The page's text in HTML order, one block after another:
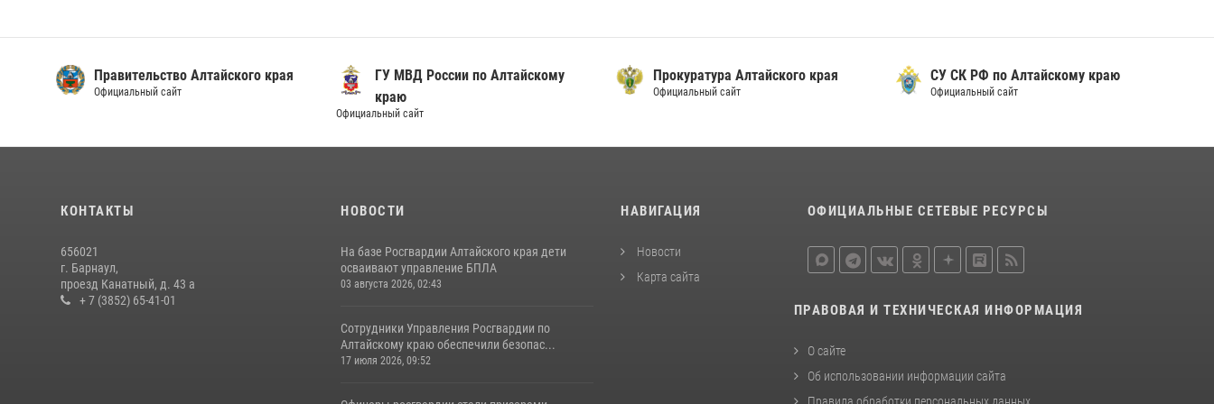
Правительство Алтайского края
Официальный сайт
ГУ МВД России по Алтайскому
краю
Официальный сайт
Прокуратура Алтайского края
Официальный сайт
СУ СК РФ по Алтайскому краю
Официальный сайт
КОНТАКТЫ
656021
г. Барнаул,
проезд Канатный, д. 43 а
+ 7 (3852) 65-41-01
НОВОСТИ
На базе Росгвардии Алтайского края дети
осваивают управление БПЛА
03 августа 2026, 02:43
Сотрудники Управления Росгвардии по
Алтайскому краю обеспечили безопас...
17 июля 2026, 09:52
НАВИГАЦИЯ
Новости
Карта сайта
ОФИЦИАЛЬНЫЕ СЕТЕВЫЕ РЕСУРСЫ
ПРАВОВАЯ И ТЕХНИЧЕСКАЯ ИНФОРМАЦИЯ
О сайте
Об использовании информации сайта